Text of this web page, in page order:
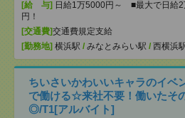
[給 与] 日給1万5000円～ ■最大で日給
円！
[交通費]交通費規定支給
[勤務地] 横浜駅 / みなとみらい駅 / 西横浜
ちいさいかわいいキャラのイベ
で働ける☆来社不要！働いたそ
◎/T1[アルバイト]